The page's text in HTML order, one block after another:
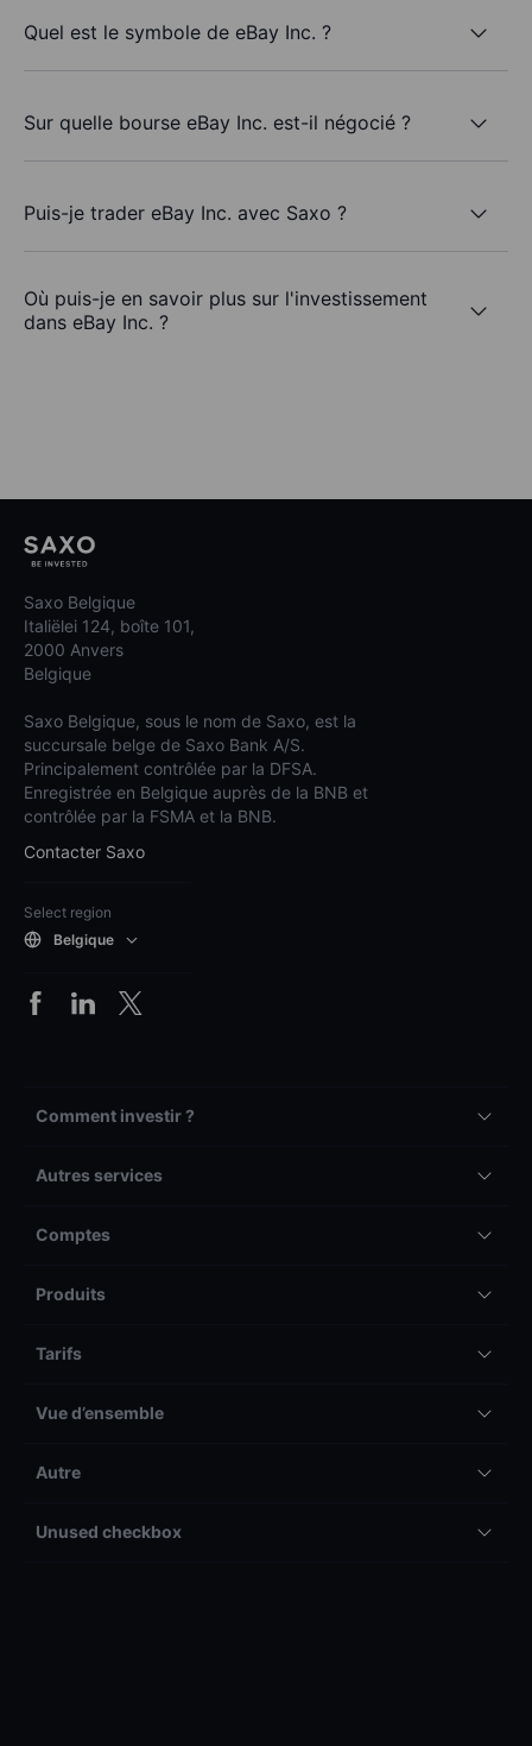
Quel est le symbole de eBay Inc. ?
Sur quelle bourse eBay Inc. est-il négocié ?
Puis-je trader eBay Inc. avec Saxo ?
Où puis-je en savoir plus sur l'investissement
dans eBay Inc. ?
Saxo Belgique
Italiëlei 124, boîte 101,
2000 Anvers
Belgique
Saxo Belgique, sous le nom de Saxo, est la
succursale belge de Saxo Bank A/S.
Principalement contrôlée par la DFSA.
Enregistrée en Belgique auprès de la BNB et
contrôlée par la FSMA et la BNB.
Contacter Saxo
Select region
Belgique
Comment investir ?
Autres services
Comptes
Produits
Tarifs
Vue d’ensemble
Autre
Unused checkbox